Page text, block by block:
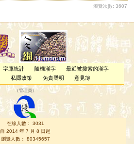
瀏覽次數: 3607
字庫統計 隨機漢字
最近被搜索的漢字
私隱政策 免責聲明 意見簿
（管理員 ）
在線人數： 3031
自 2014 年 7 月 8 日起
瀏覽人數： 80345657